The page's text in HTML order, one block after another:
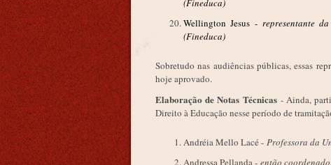
(Fineduca)
Wellington Jesus - representante
(Fineduca)
Sobretudo nas audiências públicas, essas
hoje aprovado.
Elaboração de Notas Técnicas - Ainda,
Direito à Educação nesse período de
Andréia Mello Lacé - Professora da
Andressa Pellanda - então